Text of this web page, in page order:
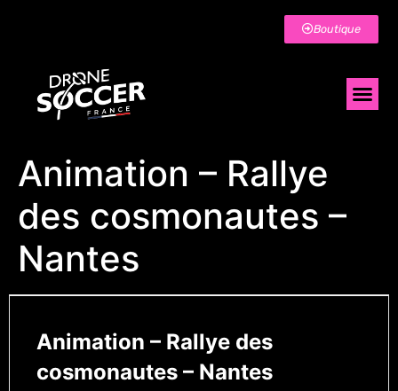
Boutique
Animation – Rallye
des cosmonautes –
Nantes
Animation – Rallye des
cosmonautes – Nantes